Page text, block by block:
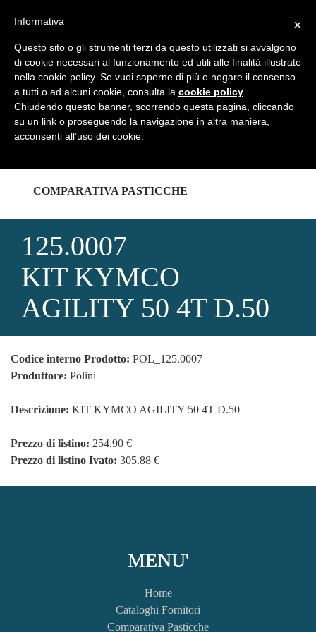
REGISTRATI
HOME
COMPARATIVA PASTICCHE
125.0007
KIT KYMCO
AGILITY 50 4T D.50
Codice interno Prodotto: POL_125.0007
Produttore: Polini
Descrizione: KIT KYMCO AGILITY 50 4T D.50
Prezzo di listino: 254.90 €
Prezzo di listino Ivato: 305.88 €
MENU'
Home
Cataloghi Fornitori
Comparativa Pasticche
×
Informativa
Questo sito o gli strumenti terzi da questo utilizzati si avvalgono
di cookie necessari al funzionamento ed utili alle finalità illustrate
nella cookie policy. Se vuoi saperne di più o negare il consenso
a tutti o ad alcuni cookie, consulta la cookie policy
Chiudendo questo banner, scorrendo questa pagina, cliccando
su un link o proseguendo la navigazione in altra maniera,
acconsenti all’uso dei cookie.